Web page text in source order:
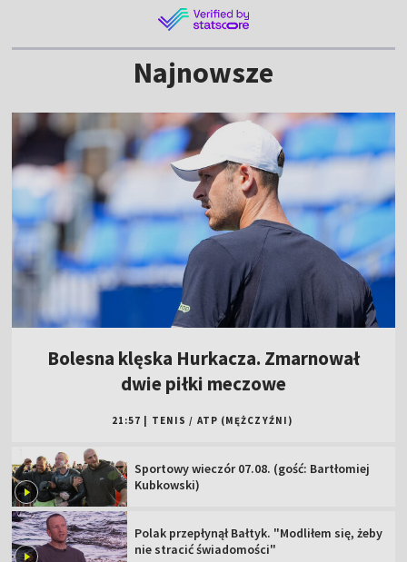
Najnowsze
Bolesna klęska Hurkacza. Zmarnował
dwie piłki meczowe
21:57 TENIS / ATP (MĘŻCZYŹNI)
Sportowy wieczór 07.08. (gość: Bartłomiej
Kubkowski)
Polak przepłynął Bałtyk. "Modliłem się, żeby
nie stracić świadomości"